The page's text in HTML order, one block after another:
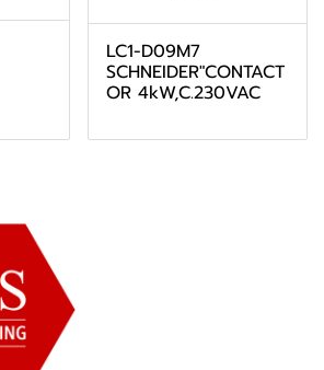
LC1-D09M7
SCHNEIDER"CONTACT
OR 4kW,C.230VAC